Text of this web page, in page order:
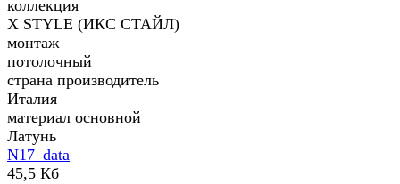
коллекция
X STYLE (ИКС СТАЙЛ)
монтаж
потолочный
страна производитель
Италия
материал основной
Латунь
N17_data
45,5 Кб